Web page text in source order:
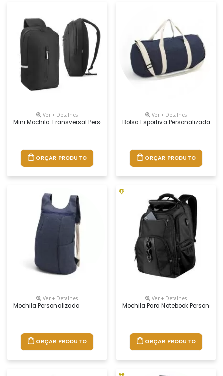
Ver + Detalhes
Mini Mochila Transversal Personalizada
ORÇAR PRODUTO
Ver + Detalhes
Bolsa Esportiva Personalizada
ORÇAR PRODUTO
Ver + Detalhes
Mochila Personalizada
ORÇAR PRODUTO
Ver + Detalhes
Mochila Para Notebook
ORÇAR PRODUTO